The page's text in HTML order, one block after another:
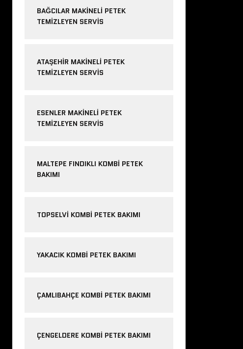
BAĞCILAR MAKINELI PETEK
TEMIZLEYEN SERVIS
ATAŞEHIR MAKINELI PETEK
TEMIZLEYEN SERVIS
ESENLER MAKINELI PETEK
TEMIZLEYEN SERVIS
MALTEPE FINDIKLI KOMBI PETEK
BAKIMI
TOPSELVI KOMBI PETEK BAKIMI
YAKACIK KOMBI PETEK BAKIMI
ÇAMLIBAHÇE KOMBI PETEK BAKIMI
ÇENGELDERE KOMBI PETEK BAKIMI